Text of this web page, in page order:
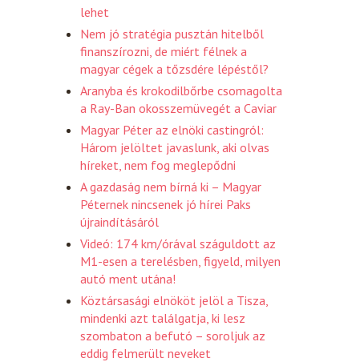
lehet
Nem jó stratégia pusztán hitelből
finanszírozni, de miért félnek a
magyar cégek a tőzsdére lépéstől?
Aranyba és krokodilbőrbe csomagolta
a Ray-Ban okosszemüvegét a Caviar
Magyar Péter az elnöki castingról:
Három jelöltet javaslunk, aki olvas
híreket, nem fog meglepődni
A gazdaság nem bírná ki – Magyar
Péternek nincsenek jó hírei Paks
újraindításáról
Videó: 174 km/órával száguldott az
M1-esen a terelésben, figyeld, milyen
autó ment utána!
Köztársasági elnököt jelöl a Tisza,
mindenki azt találgatja, ki lesz
szombaton a befutó – soroljuk az
eddig felmerült neveket